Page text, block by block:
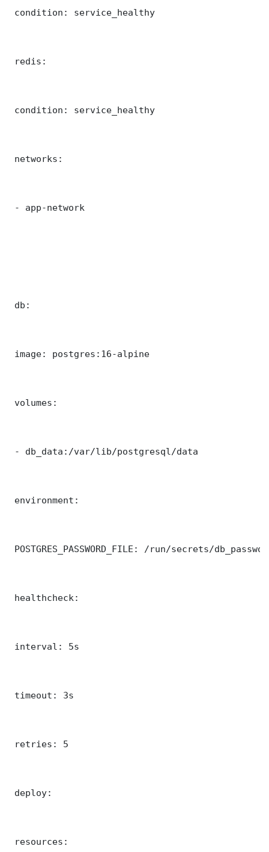
condition: service_healthy
redis:
condition: service_healthy
networks:
- app-network
db:
image: postgres:16-alpine
volumes:
- db_data:/var/lib/postgresql/data
environment:
POSTGRES_PASSWORD_FILE: /run/secrets/
healthcheck:
interval: 5s
timeout: 3s
retries: 5
deploy:
resources: